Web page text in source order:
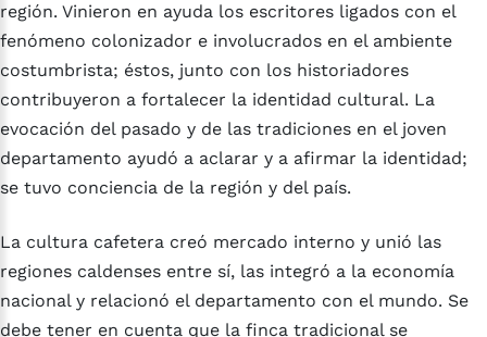
región. Vinieron en ayuda los escritores ligados con el
fenómeno colonizador e involucrados en el ambiente
costumbrista; éstos, junto con los historiadores
contribuyeron a fortalecer la identidad cultural. La
evocación del pasado y de las tradiciones en el joven
departamento ayudó a aclarar y a afirmar la identidad;
se tuvo conciencia de la región y del país.
La cultura cafetera creó mercado interno y unió las
regiones caldenses entre sí, las integró a la economía
nacional y relacionó el departamento con el mundo. Se
debe tener en cuenta que la finca tradicional se